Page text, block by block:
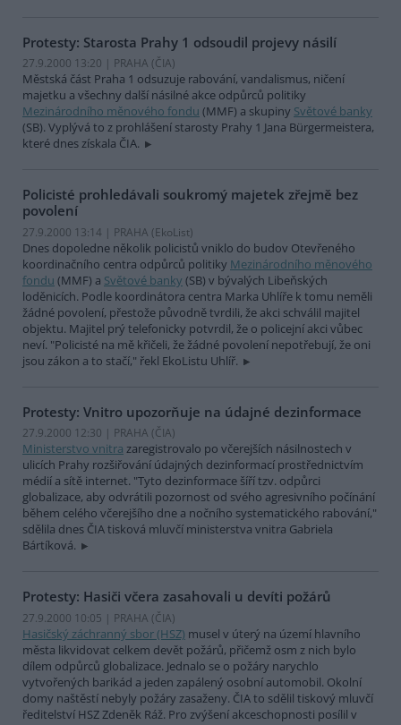
Protesty: Starosta Prahy 1 odsoudil projevy násilí
27.9.2000 13:20 | PRAHA (ČIA)
Městská část Praha 1 odsuzuje rabování, vandalismus, ničení
majetku a všechny další násilné akce odpůrců politiky
Mezinárodního měnového fondu (MMF) a skupiny Světové banky
(SB). Vyplývá to z prohlášení starosty Prahy 1 Jana Bürgermeistera,
které dnes získala ČIA.
Policisté prohledávali soukromý majetek zřejmě bez
povolení
27.9.2000 13:14 | PRAHA (EkoList)
Dnes dopoledne několik policistů vniklo do budov Otevřeného
koordinačního centra odpůrců politiky Mezinárodního měnového
fondu (MMF) a Světové banky (SB) v bývalých Libeňských
loděnicích. Podle koordinátora centra Marka Uhlíře k tomu neměli
žádné povolení, přestože původně tvrdili, že akci schválil majitel
objektu. Majitel prý telefonicky potvrdil, že o policejní akci vůbec
neví. "Policisté na mě křičeli, že žádné povolení nepotřebují, že oni
jsou zákon a to stačí," řekl EkoListu Uhlíř.
Protesty: Vnitro upozorňuje na údajné dezinformace
27.9.2000 12:30 | PRAHA (ČIA)
Ministerstvo vnitra zaregistrovalo po včerejších násilnostech v
ulicích Prahy rozšiřování údajných dezinformací prostřednictvím
médií a sítě internet. "Tyto dezinformace šíří tzv. odpůrci
globalizace, aby odvrátili pozornost od svého agresivního počínání
během celého včerejšího dne a nočního systematického rabování,"
sdělila dnes ČIA tisková mluvčí ministerstva vnitra Gabriela
Bártíková.
Protesty: Hasiči včera zasahovali u devíti požárů
27.9.2000 10:05 | PRAHA (ČIA)
Hasičský záchranný sbor (HSZ) musel v úterý na území hlavního
města likvidovat celkem devět požárů, přičemž osm z nich bylo
dílem odpůrců globalizace. Jednalo se o požáry narychlo
vytvořených barikád a jeden zapálený osobní automobil. Okolní
domy naštěstí nebyly požáry zasaženy. ČIA to sdělil tiskový mluvčí
ředitelství HSZ Zdeněk Ráž. Pro zvýšení akceschopnosti posílil v